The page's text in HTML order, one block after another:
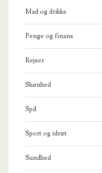
Mad og drikke
Penge og finans
Rejser
Skønhed
Spil
Sport og idræt
Sundhed